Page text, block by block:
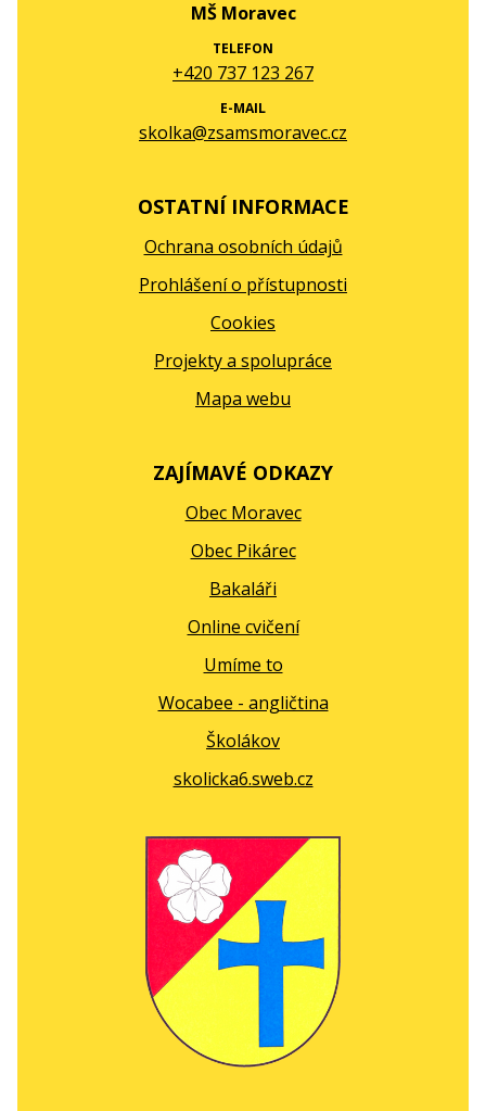
MŠ Moravec
TELEFON
+420 737 123 267
E-MAIL
skolka@zsamsmoravec.cz
OSTATNÍ INFORMACE
Ochrana osobních údajů
Prohlášení o přístupnosti
Cookies
Projekty a spolupráce
Mapa webu
ZAJÍMAVÉ ODKAZY
Obec Moravec
Obec Pikárec
Bakaláři
Online cvičení
Umíme to
Wocabee - angličtina
Školákov
skolicka6.sweb.cz